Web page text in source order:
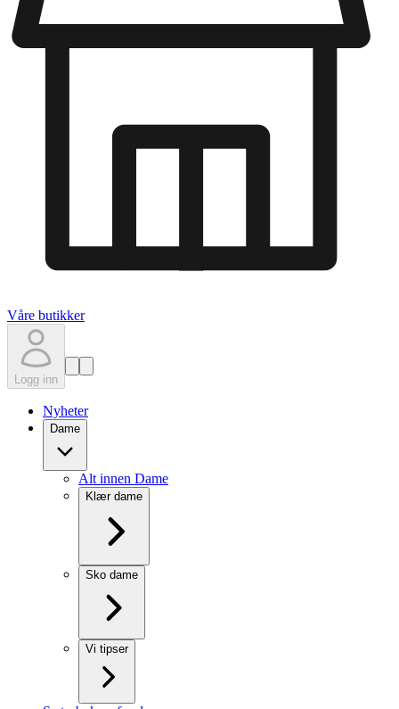
Våre butikker
Logg inn
Nyheter
Dame
Alt innen Dame
Klær dame
Sko dame
Vi tipser